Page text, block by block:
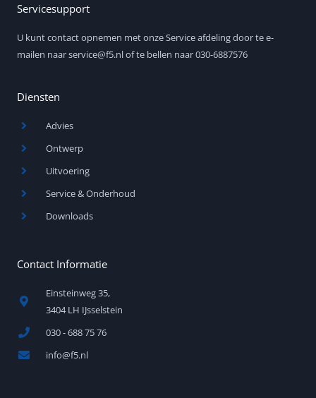
d
n
-
i
b
e
Servicesupport
U kunt contact opnemen met onze Service afdeling door te e-
mailen naar service@f5.nl of te bellen naar 030-6887576
Diensten
Advies
Ontwerp
Uitvoering
Service & Onderhoud
Downloads
Contact Informatie
Einsteinweg 35,
3404 LH IJsselstein
030 - 688 75 76
info@f5.nl